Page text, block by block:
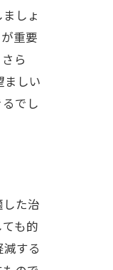
しょ
重要
ら
しい
でし
た治
も的
する